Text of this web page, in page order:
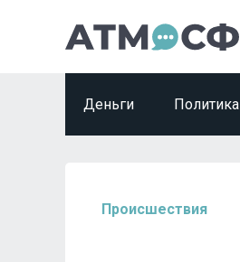
Деньги Политика
Происшествия